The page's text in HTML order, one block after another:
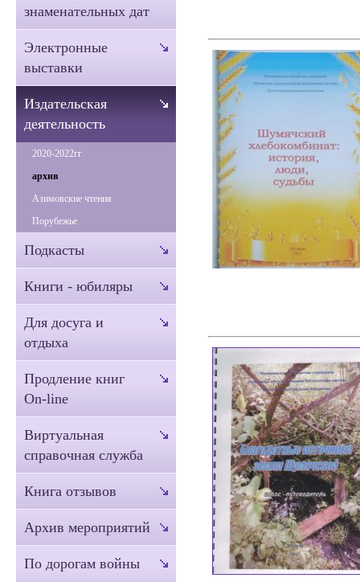
знаменательных дат
Электронные
выставки
Издательская
деятельность
2020-2022гг
архив
Азимовские чтения
Порубежье
Подкасты
Книги - юбиляры
Для досуга и
отдыха
Продление книг
On-line
Виртуальная
справочная служба
Книга отзывов
Архив мероприятий
По дорогам войны